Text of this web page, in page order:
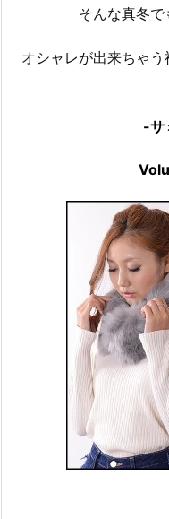
そんな真冬
オシャレが出来ちゃ
-サ